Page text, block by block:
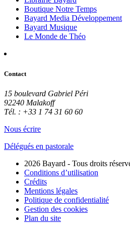
Boutique Notre Temps
Bayard Media Développement
Bayard Musique
Le Monde de Théo
Contact
15 boulevard Gabriel Péri
92240 Malakoff
Tél. : +33 1 74 31 60 60
Nous écrire
Délégués en pastorale
2026 Bayard - Tous droits
Conditions d’utilisation
Crédits
Mentions légales
Politique de confidentialité
Gestion des cookies
Plan du site